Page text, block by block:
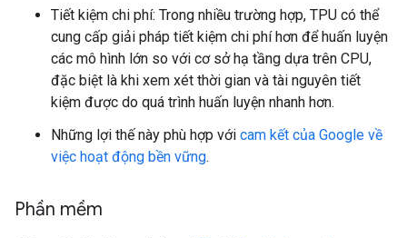
Tiết kiệm chi phí: Trong nhiều trường hợp, TPU có thể
cung cấp giải pháp tiết kiệm chi phí hơn để huấn luyện
các mô hình lớn so với cơ sở hạ tầng dựa trên CPU,
đặc biệt là khi xem xét thời gian và tài nguyên tiết
kiệm được do quá trình huấn luyện nhanh hơn.
Những lợi thế này phù hợp với cam kết của Google về
việc hoạt động bền vững.
Phần mềm